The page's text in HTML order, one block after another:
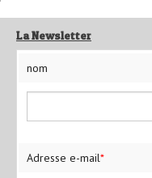
La Newsletter
nom
Adresse e-mail*